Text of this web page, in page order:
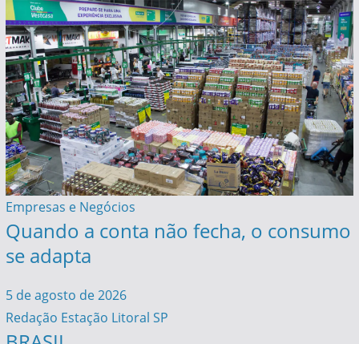
Empresas e Negócios
Quando a conta não fecha, o consumo
se adapta
5 de agosto de 2026
Redação Estação Litoral SP